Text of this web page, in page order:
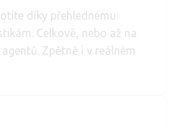
díky přehlednému
Celkově, nebo až na
Zpětně i v reálném